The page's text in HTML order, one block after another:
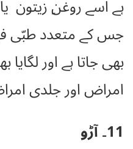
ہے اُسے ﺭﻭﻏﻦِ ﺯﯾﺘﻮﻥ
جس کے متعدد طبّی
بھی جاتا ہے اور
امراض اور جلدی
11۔ آڑو